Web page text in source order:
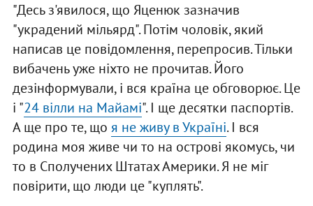
"Десь з'явилося, що Яценюк зазначив
"украдений мільярд". Потім чоловік, який
написав це повідомлення, перепросив. Тільки
вибачень уже ніхто не прочитав. Його
дезінформували, і вся країна це обговорює. Це
і "24 вілли на Майамі". І ще десятки паспортів.
А ще про те, що я не живу в Україні. І вся
родина моя живе чи то на острові якомусь, чи
то в Сполучених Штатах Америки. Я не міг
повірити, що люди це "куплять".